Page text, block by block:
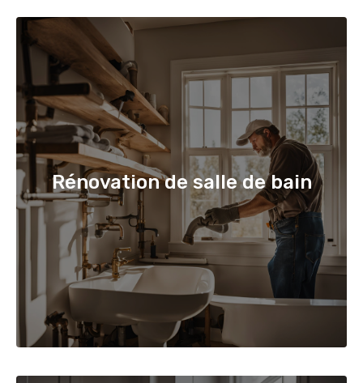
Rénovation de salle de bain